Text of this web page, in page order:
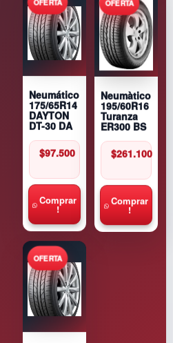
Neumático
175/65R14
DAYTON
DT-30 DA
$97.500
Comprar
!
Neumàtico
195/60R16
Turanza
ER300 BS
$261.100
Comprar
!